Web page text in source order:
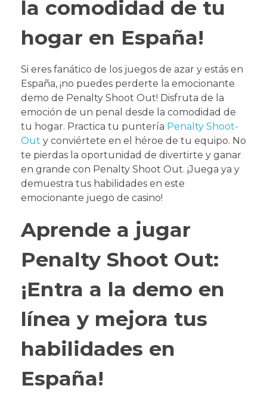
la comodidad de tu
hogar en España!
Si eres fanático de los juegos de azar y estás en
España, ¡no puedes perderte la emocionante
demo de Penalty Shoot Out! Disfruta de la
emoción de un penal desde la comodidad de
tu hogar. Practica tu puntería Penalty Shoot-
Out y conviértete en el héroe de tu equipo. No
te pierdas la oportunidad de divertirte y ganar
en grande con Penalty Shoot Out. ¡Juega ya y
demuestra tus habilidades en este
emocionante juego de casino!
Aprende a jugar
Penalty Shoot Out:
¡Entra a la demo en
línea y mejora tus
habilidades en
España!